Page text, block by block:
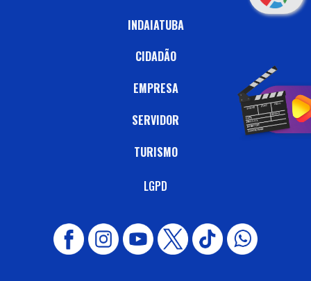
INDAIATUBA
CIDADÃO
EMPRESA
SERVIDOR
TURISMO
LGPD